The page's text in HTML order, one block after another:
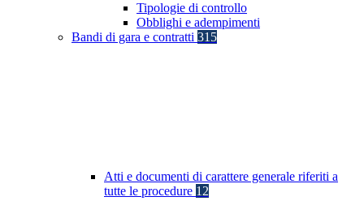
Tipologie di controllo
Obblighi e adempimenti
Bandi di gara e contratti 315
Atti e documenti di carattere generale riferiti a
tutte le procedure 12